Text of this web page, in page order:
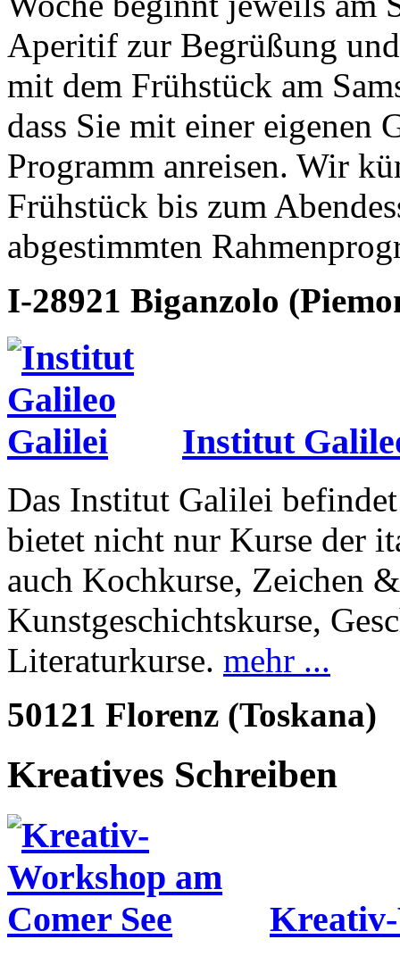
Aperitif zur Begrüßung
mit dem Frühstück am
dass Sie mit einer eigenen
Programm anreisen. Wir
Frühstück bis zum
abgestimmten
I-28921 Biganzolo
Institut
Das Institut Galilei
bietet nicht nur Kurse der
auch Kochkurse, Zeichen
Kunstgeschichtskurse,
Literaturkurse. mehr ...
50121 Florenz (Toskana)
Kreatives Schreiben
Kreativ-